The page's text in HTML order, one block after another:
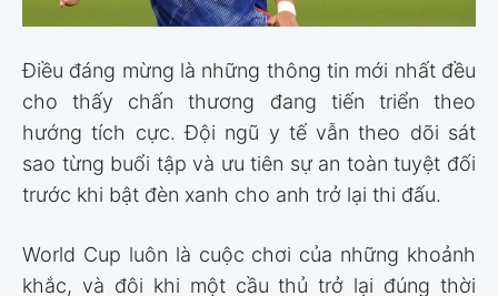
Điều đáng mừng là những thông tin mới nhất đều
cho thấy chấn thương đang tiến triển theo
hướng tích cực. Đội ngũ y tế vẫn theo dõi sát
sao từng buổi tập và ưu tiên sự an toàn tuyệt đối
trước khi bật đèn xanh cho anh trở lại thi đấu.
World Cup luôn là cuộc chơi của những khoảnh
khắc, và đôi khi một cầu thủ trở lại đúng thời